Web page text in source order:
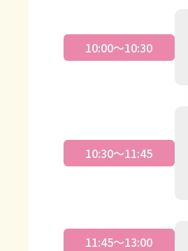
10:00～10:30
10:30～11:45
11:45～13:00